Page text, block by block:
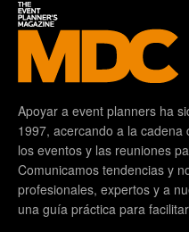
Apoyar a event planners ha
1997, acercando a la
los eventos y las reuniones
Comunicamos tendencias y
profesionales, expertos y a
una guía práctica para